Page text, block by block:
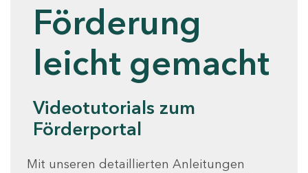
Förderung
leicht gemacht
Videotutorials zum
Förderportal
Mit unseren detaillierten Anleitungen